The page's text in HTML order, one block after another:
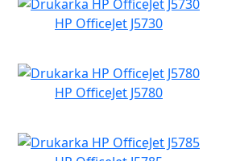
HP OfficeJet J5730
HP OfficeJet J5780